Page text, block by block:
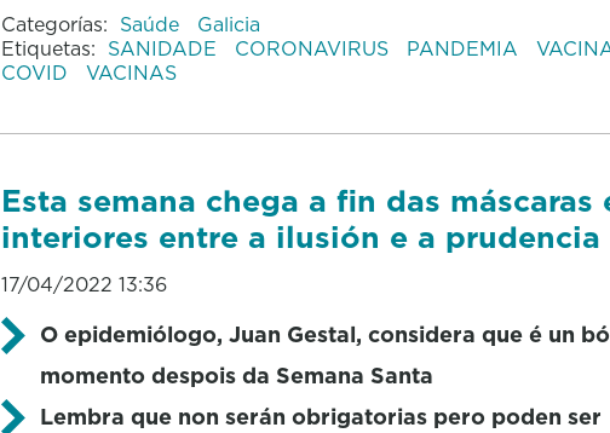
Categorías: Saúde
Galicia
Etiquetas: SANIDADE CORONAVIRUS PANDEMIA
COVID
VACINAS
Esta semana chega a fin das máscaras
interiores entre a ilusión e a prudencia
17/04/2022 13:36
O epidemiólogo, Juan Gestal, considera que é un bó
momento despois da Semana Santa
Lembra que non serán obrigatorias pero poden ser